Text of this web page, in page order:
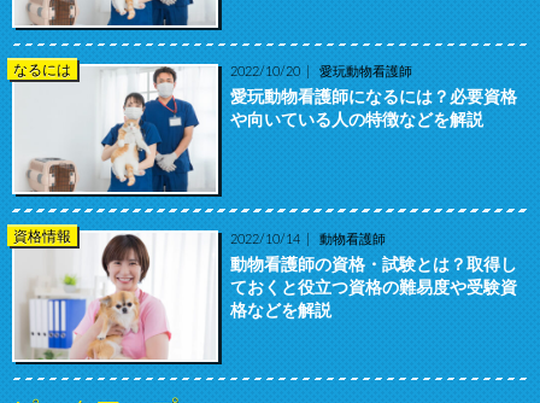
なるには 2022/10/20 愛玩動物看護師
愛玩動物看護師になるには？必要資格
や向いている人の特徴などを解説
資格情報 2022/10/14 動物看護師
動物看護師の資格・試験とは？取得し
ておくと役立つ資格の難易度や受験資
格などを解説